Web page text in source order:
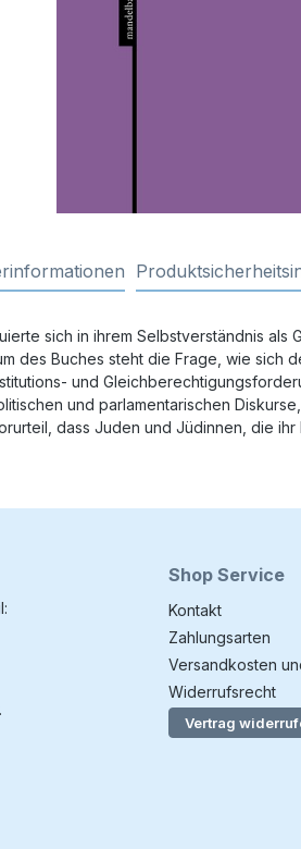
sich in ihrem Selbstverständnis
des Buches steht die Frage, wie
und
und parlamentarischen
dass Juden und Jüdinnen, die
.
Shop Service
Kontakt
Zahlungsarten
Versandkosten
Widerrufsrecht
Vertrag